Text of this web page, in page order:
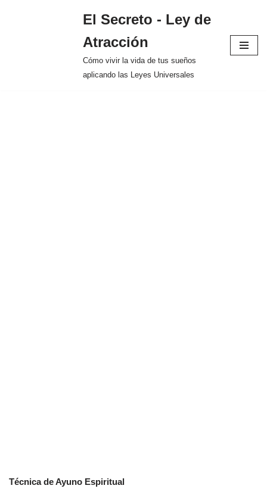
El Secreto - Ley de
Atracción
Cómo vivir la vida de tus sueños
aplicando las Leyes Universales
Técnica de Ayuno Espiritual